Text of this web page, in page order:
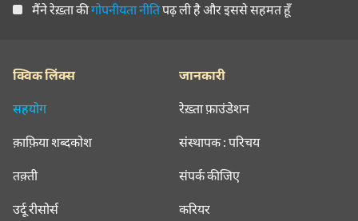
मैंने रेख़्ता कीगोपनीयता नीतिपढ़ ली है और इससे सहमत हूँ
क्विक लिंक्स
सहयोग
क़ाफ़िया शब्दकोश
तक़्ती
उर्दू रीसोर्स
जानकारी
रेख़्ता फ़ाउंडेशन
संस्थापक : परिचय
संपर्क कीजिए
करियर